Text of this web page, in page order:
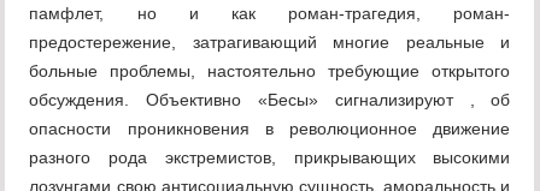
памфлет, но и как роман-трагедия, роман-
предостережение, затрагивающий многие реальные и
больные проблемы, настоятельно требующие открытого
обсуждения. Объективно «Бесы» сигнализируют , об
опасности проникновения в революционное движение
разного рода экстремистов, прикрывающих высокими
лозунгами свою антисоциальную сущность, аморальность и